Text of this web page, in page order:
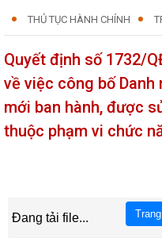
THỦ TỤC HÀNH CHÍNH
Quyết định số 1732/
về việc công bố
mới ban hành, được
thuộc phạm vi chức